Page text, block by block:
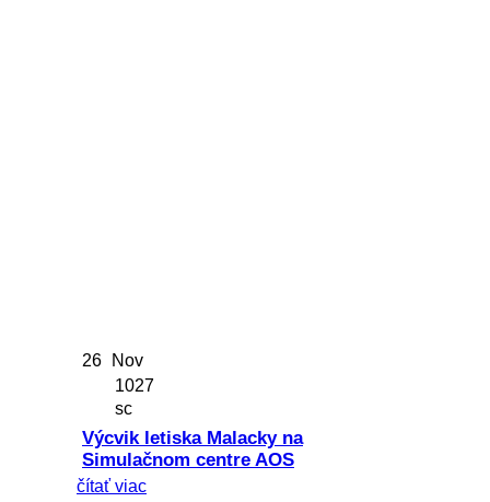
26
Nov
1027
sc
Výcvik letiska Malacky na
Simulačnom centre AOS
čítať viac